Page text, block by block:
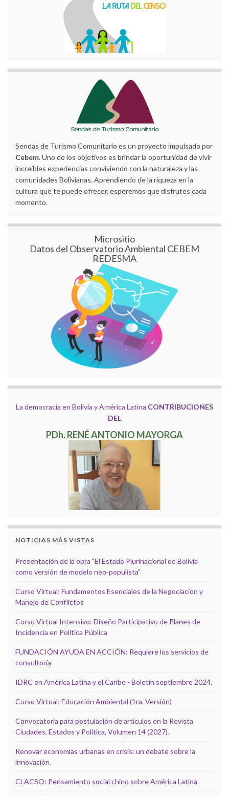
Sendas de Turismo Comunitario es un proyecto impulsado por
Cebem. Uno de los objetivos es brindar la oportunidad de vivir
increíbles experiencias conviviendo con la naturaleza y las
comunidades Bolivianas. Aprendiendo de la riqueza en la
cultura que te puede ofrecer, esperemos que disfrutes cada
momento.
Micrositio
Datos del Observatorio Ambiental CEBEM
REDESMA
La democracia en Bolivia y América Latina CONTRIBUCIONES
DEL
PDh. RENÉ ANTONIO MAYORGA
NOTICIAS MÁS VISTAS
Presentación de la obra "El Estado Plurinacional de Bolivia
como versión de modelo neo-populista"
Curso Virtual: Fundamentos Esenciales de la Negociación y
Manejo de Conflictos
Curso Virtual Intensivo: Diseño Participativo de Planes de
Incidencia en Política Pública
FUNDACIÓN AYUDA EN ACCIÓN: Requiere los servicios de
consultoría
IDRC en América Latina y el Caribe - Boletín septiembre 2024.
Curso Virtual: Educación Ambiental (1ra. Versión)
Convocatoria para postulación de artículos en la Revista
Ciudades, Estados y Política, Volumen 14 (2027).
Renovar economías urbanas en crisis: un debate sobre la
innovación.
CLACSO: Pensamiento social chino sobre América Latina